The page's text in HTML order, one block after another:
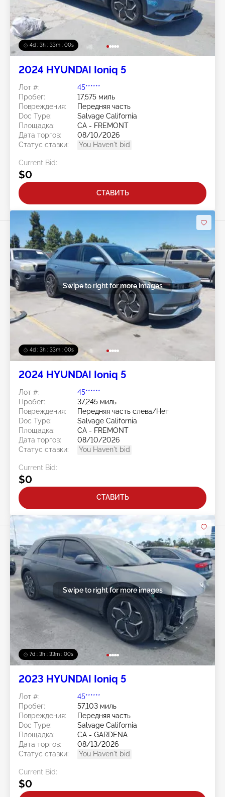
4d : 3h : 32m : 57s
2024 HYUNDAI Ioniq 5
Лот #:
45******
Пробег:
17,575 миль
Повреждения:
Передняя часть
Doc Type:
Salvage California
Площадка:
CA - FREMONT
Дата торгов:
08/10/2026
Статус ставки:
You Haven't bid
Current Bid:
$0
СТАВИТЬ
4d : 3h : 32m : 57s
Swipe to right for more images
2024 HYUNDAI Ioniq 5
Лот #:
45******
Пробег:
37,245 миль
Повреждения:
Передняя часть слева/Нет
Doc Type:
Salvage California
Площадка:
CA - FREMONT
Дата торгов:
08/10/2026
Статус ставки:
You Haven't bid
Current Bid:
$0
СТАВИТЬ
7d : 3h : 32m : 57s
Swipe to right for more images
2023 HYUNDAI Ioniq 5
Лот #:
45******
Пробег:
57,103 миль
Повреждения:
Передняя часть
Doc Type:
Salvage California
Площадка:
CA - GARDENA
Дата торгов:
08/13/2026
Статус ставки:
You Haven't bid
Current Bid:
$0